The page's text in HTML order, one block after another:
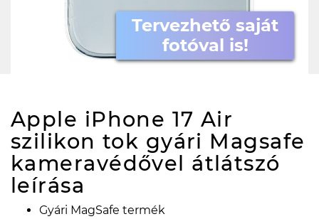
Tervezhető saját
fotóval is!
Apple iPhone 17 Air
szilikon tok gyári Magsafe
kameravédővel átlátszó
leírása
Gyári MagSafe termék